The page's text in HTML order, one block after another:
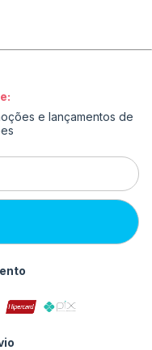
e lançamentos de